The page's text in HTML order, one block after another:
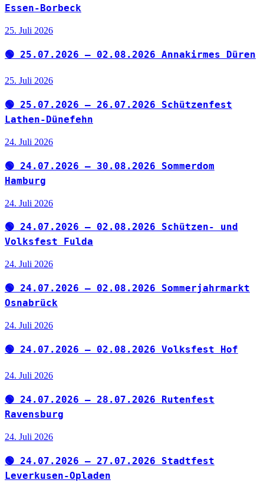
Essen-Borbeck
25. Juli 2026
🟢 25.07.2026 – 02.08.2026 Annakirmes Düren
25. Juli 2026
🟢 25.07.2026 – 26.07.2026 Schützenfest
Lathen-Dünefehn
24. Juli 2026
🟢 24.07.2026 – 30.08.2026 Sommerdom
Hamburg
24. Juli 2026
🟢 24.07.2026 – 02.08.2026 Schützen- und
Volksfest Fulda
24. Juli 2026
🟢 24.07.2026 – 02.08.2026 Sommerjahrmarkt
Osnabrück
24. Juli 2026
🟢 24.07.2026 – 02.08.2026 Volksfest Hof
24. Juli 2026
🟢 24.07.2026 – 28.07.2026 Rutenfest
Ravensburg
24. Juli 2026
🟢 24.07.2026 – 27.07.2026 Stadtfest
Leverkusen-Opladen